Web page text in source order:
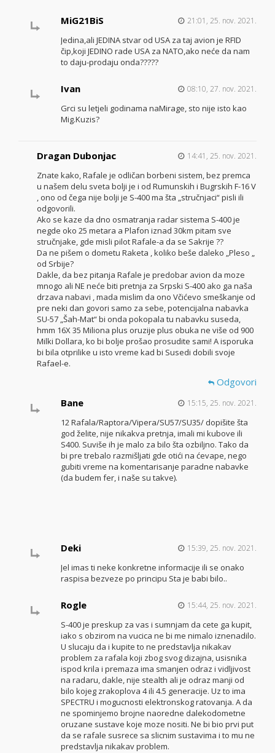
MiG21BiS 21:01, 25. nov. 2021.
Jedina,ali JEDINA stvar od USA za taj avion je RFID
čip,koji JEDINO rade USA za NATO,ako neće da nam
to daju-prodaju onda?????
Ivan 08:10, 27. nov. 2021.
Grci su letjeli godinama naMirage, sto nije isto kao
Mig.Kuzis?
Dragan Dubonjac 14:41, 25. nov. 2021.
Znate kako, Rafale je odličan borbeni sistem, bez premca
u našem delu sveta bolji je i od Rumunskih i Bugrskih F-16 V
, ono od čega nije bolji je S-400 ma šta „stručnjaci“ pisli ili
odgovorili.
Ako se kaze da dno osmatranja radar sistema S-400 je
negde oko 25 metara a Plafon iznad 30km pitam sve
stručnjake, gde misli pilot Rafale-a da se Sakrije ??
Da ne pišem o dometu Raketa , koliko beše daleko „Pleso „
od Srbije?
Dakle, da bez pitanja Rafale je predobar avion da moze
mnogo ali NE neće biti pretnja za Srpski S-400 ako ga naša
drzava nabavi , mada mislim da ono Včićevo smeškanje od
pre neki dan govori samo za sebe, potencijalna nabavka
SU-57 „Šah-Mat“ bi onda pokopala tu nabavku suseda,
hmm 16X 35 Miliona plus oruzije plus obuka ne više od 900
Milki Dollara, ko bi bolje prošao prosudite sami! A isporuka
bi bila otprilike u isto vreme kad bi Susedi dobili svoje
Rafael-e.
Odgovori
Bane
15:15, 25. nov. 2021.
12 Rafala/Raptora/Vipera/SU57/SU35/ dopišite šta
god želite, nije nikakva pretnja, imali mi kubove ili
S400. Suviše ih je malo za bilo šta ozbiljno. Tako da
bi pre trebalo razmišljati gde otići na ćevape, nego
gubiti vreme na komentarisanje paradne nabavke
(da budem fer, i naše su takve).
Deki 15:39, 25. nov. 2021.
Jel imas ti neke konkretne informacije ili se onako
raspisa bezveze po principu Sta je babi bilo..
Rogle 15:44, 25. nov. 2021.
S-400 je preskup za vas i sumnjam da cete ga kupit,
iako s obzirom na vucica ne bi me nimalo iznenadilo.
U slucaju da i kupite to ne predstavlja nikakav
problem za rafala koji zbog svog dizajna, usisnika
ispod krila i premaza ima smanjen odraz i vidljivost
na radaru, dakle, nije stealth ali je odraz manji od
bilo kojeg zrakoplova 4 ili 4.5 generacije. Uz to ima
SPECTRU i mogucnosti elektronskog ratovanja. A da
ne spominjemo brojne naoredne dalekodometne
oruzane sustave koje moze nositi. Ne bi bio prvi put
da se rafale susrece sa slicnim sustavima i to mu ne
predstavlja nikakav problem.